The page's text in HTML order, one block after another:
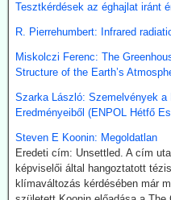
étolajból és egyéb
startvonalon
A növényi olaj- és állati
lehet gyártani, hanem
ma 2-5-ször drágább,
klímavédelmi okok miatt a
üzemanyag iránt.
India új utat céloz meg az
hulladékokból (magas CO-
amit a Fischer-Tropsch
folyékony szénhidrogén-
Tesztkérdések az éghajlat iránt
R. Pierrehumbert: Infrared
Miskolczi Ferenc: The
Structure of the Earth’s
Szarka László: Szemelvények a
Eredményeiből (ENPOL Hétfő
Steven E Koonin: Megoldatlan
Eredeti cím: Unsettled. A cím
képviselői által hangoztatott
klímaváltozás kérdésében már